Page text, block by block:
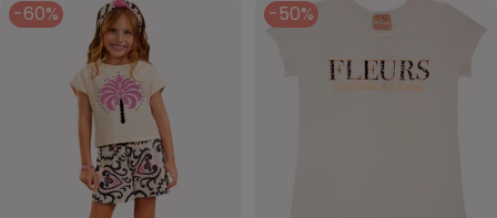
-60% -50%